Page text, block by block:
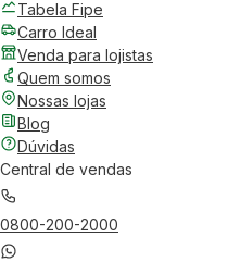
Tabela Fipe
Carro Ideal
Venda para lojistas
Quem somos
Nossas lojas
Blog
Dúvidas
Central de vendas
0800-200-2000